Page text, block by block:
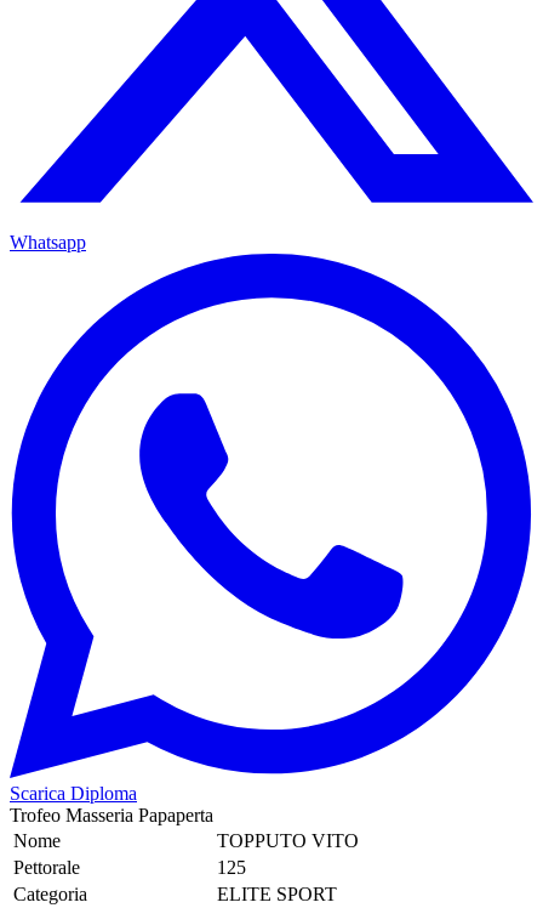
Whatsapp
Scarica Diploma
Trofeo Masseria Papaperta
Nome
TOPPUTO VITO
Pettorale
125
Categoria
ELITE SPORT